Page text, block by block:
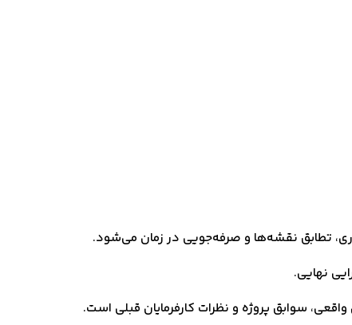
نهایی.
سوابق پروژه و نظرات کارفرمایان قبلی است.